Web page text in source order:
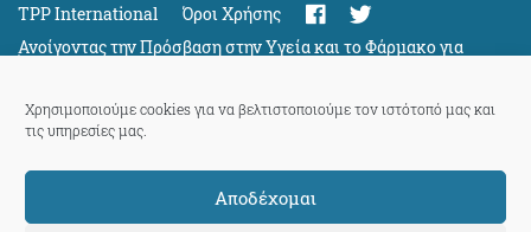
Χρησιμοποιούμε cookies για να βελτιστοποιούμε τον ιστότοπό μας και
τις υπηρεσίες μας.
Αποδέχομαι
TPP International
Όροι Χρήσης
Ανοίγοντας την Πρόσβαση στην Υγεία και το Φάρμακο για
Όλους
Support
ThePressProject